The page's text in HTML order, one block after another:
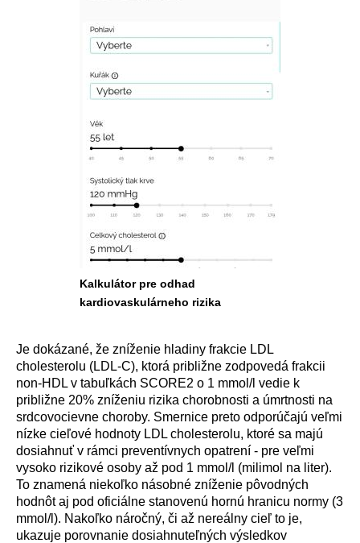
Kalkulátor pre odhad
kardiovaskulárneho rizika
Je dokázané, že zníženie hladiny frakcie LDL
cholesterolu (LDL-C), ktorá približne zodpovedá frakcii
non-HDL v tabuľkách SCORE2 o 1 mmol/l vedie k
približne 20% zníženiu rizika chorobnosti a úmrtnosti na
srdcovocievne choroby. Smernice preto odporúčajú veľmi
nízke cieľové hodnoty LDL cholesterolu, ktoré sa majú
dosiahnuť v rámci preventívnych opatrení - pre veľmi
vysoko rizikové osoby až pod 1 mmol/l (milimol na liter).
To znamená niekoľko násobné zníženie pôvodných
hodnôt aj pod oficiálne stanovenú hornú hranicu normy (3
mmol/l). Nakoľko náročný, či až nereálny cieľ to je,
ukazuje porovnanie dosiahnuteľných výsledkov